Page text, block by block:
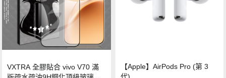
VXTRA 全膠貼合 vivo V70 滿
【Apple】AirPods Pro (第 3
代)